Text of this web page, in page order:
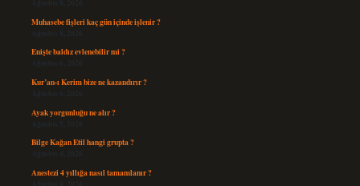
Ağustos 8, 2026
Muhasebe fişleri kaç gün içinde işlenir ?
Ağustos 8, 2026
Enişte baldız evlenebilir mi ?
Ağustos 6, 2026
Kur’an-ı Kerim bize ne kazandırır ?
Ağustos 6, 2026
Ayak yorgunluğu ne alır ?
Ağustos 5, 2026
Bilge Kağan Etil hangi grupta ?
Ağustos 4, 2026
Anestezi 4 yıllığa nasıl tamamlanır ?
Ağustos 4, 2026